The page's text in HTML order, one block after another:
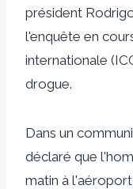
président
l'enquête en
internationale
drogue.
Dans un
déclaré que
matin à